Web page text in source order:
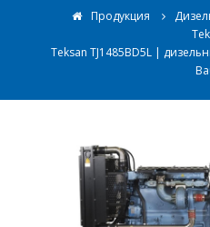
Продукция
Teksan TJ1485BD5L |